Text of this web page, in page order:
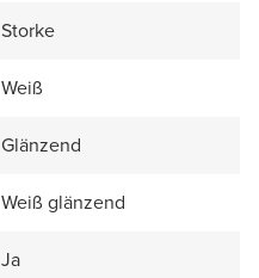
Storke
Weiß
Glänzend
Weiß glänzend
Ja